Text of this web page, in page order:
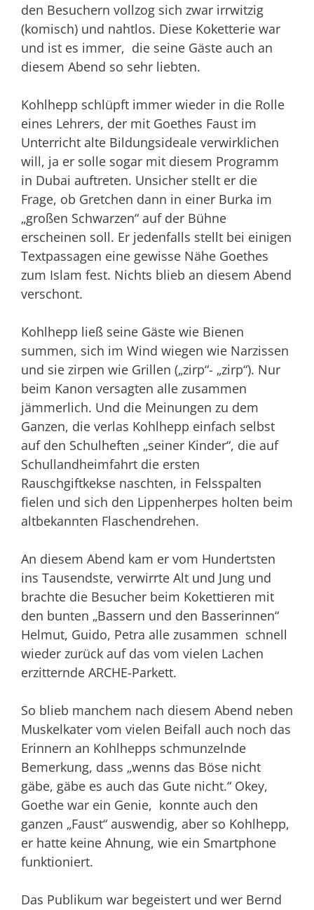
den Besuchern vollzog sich zwar irrwitzig
(komisch) und nahtlos. Diese Koketterie war
und ist es immer, die seine Gäste auch an
diesem Abend so sehr liebten.
Kohlhepp schlüpft immer wieder in die Rolle
eines Lehrers, der mit Goethes Faust im
Unterricht alte Bildungsideale verwirklichen
will, ja er solle sogar mit diesem Programm
in Dubai auftreten. Unsicher stellt er die
Frage, ob Gretchen dann in einer Burka im
„großen Schwarzen“ auf der Bühne
erscheinen soll. Er jedenfalls stellt bei einigen
Textpassagen eine gewisse Nähe Goethes
zum Islam fest. Nichts blieb an diesem Abend
verschont.
Kohlhepp ließ seine Gäste wie Bienen
summen, sich im Wind wiegen wie Narzissen
und sie zirpen wie Grillen („zirp“- „zirp“). Nur
beim Kanon versagten alle zusammen
jämmerlich. Und die Meinungen zu dem
Ganzen, die verlas Kohlhepp einfach selbst
auf den Schulheften „seiner Kinder“, die auf
Schullandheimfahrt die ersten
Rauschgiftkekse naschten, in Felsspalten
fielen und sich den Lippenherpes holten beim
altbekannten Flaschendrehen.
An diesem Abend kam er vom Hundertsten
ins Tausendste, verwirrte Alt und Jung und
brachte die Besucher beim Kokettieren mit
den bunten „Bassern und den Basserinnen“
Helmut, Guido, Petra alle zusammen schnell
wieder zurück auf das vom vielen Lachen
erzitternde ARCHE-Parkett.
So blieb manchem nach diesem Abend neben
Muskelkater vom vielen Beifall auch noch das
Erinnern an Kohlhepps schmunzelnde
Bemerkung, dass „wenns das Böse nicht
gäbe, gäbe es auch das Gute nicht.“ Okey,
Goethe war ein Genie, konnte auch den
ganzen „Faust“ auswendig, aber so Kohlhepp,
er hatte keine Ahnung, wie ein Smartphone
funktioniert.
Das Publikum war begeistert und wer Bernd